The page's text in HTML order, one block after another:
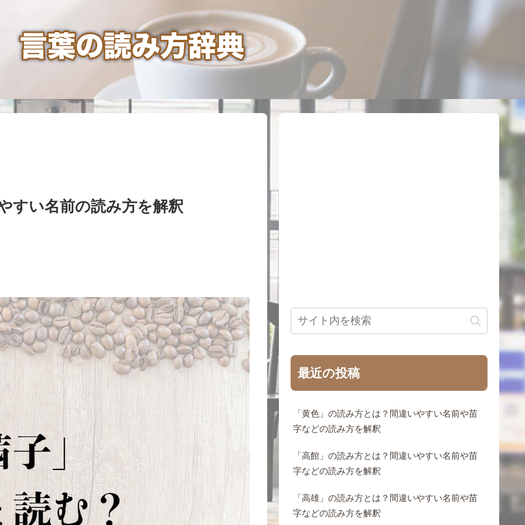
すい名前の読み方を解釈
最近の投稿
「黄色」の読み方とは？間違いやすい名前や苗
字などの読み方を解釈
「高館」の読み方とは？間違いやすい名前や苗
字などの読み方を解釈
「高雄」の読み方とは？間違いやすい名前や苗
字などの読み方を解釈